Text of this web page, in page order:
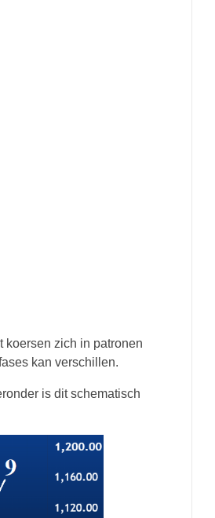
koersen zich in patronen
kan verschillen.
is dit schematisch